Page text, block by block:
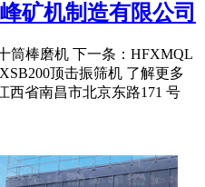
矿机制造有限公司
筒棒磨机 下一条：HFXMQL
顶击振筛机 了解更多
西省南昌市北京东路171 号